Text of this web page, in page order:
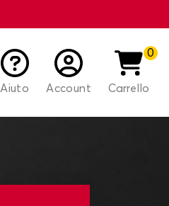
Aiuto
Account
0
Carrello